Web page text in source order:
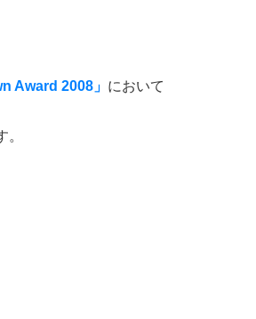
Award 2008」 において